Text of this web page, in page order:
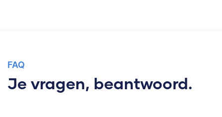
FAQ
Je vragen, beantwoord.